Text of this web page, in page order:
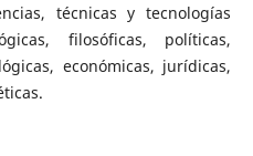
técnicas y tecnologías
filosóficas, políticas,
económicas, jurídicas,